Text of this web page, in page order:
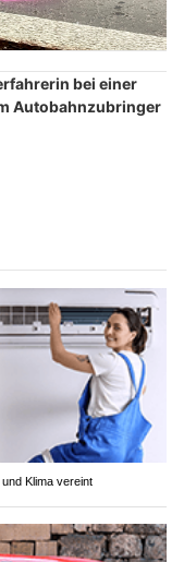
bei einer
Autobahnzubringer
Klima vereint